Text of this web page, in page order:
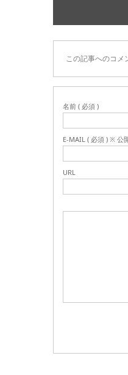
この記事へのコメ
名前 ( 必須 )
E-MAIL ( 必須 ) ※ 公
URL